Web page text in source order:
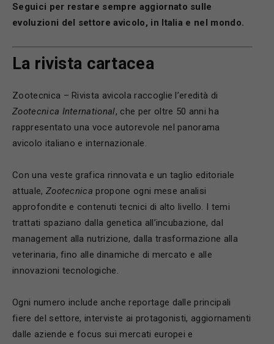
Seguici per restare sempre aggiornato sulle
evoluzioni del settore avicolo, in Italia e nel mondo.
La rivista cartacea
Zootecnica – Rivista avicola raccoglie l’eredità di
Zootecnica International, che per oltre 50 anni ha
rappresentato una voce autorevole nel panorama
avicolo italiano e internazionale.
Con una veste grafica rinnovata e un taglio editoriale
attuale, Zootecnica propone ogni mese analisi
approfondite e contenuti tecnici di alto livello. I temi
trattati spaziano dalla genetica all’incubazione, dal
management alla nutrizione, dalla trasformazione alla
veterinaria, fino alle dinamiche di mercato e alle
innovazioni tecnologiche.
Ogni numero include anche reportage dalle principali
fiere del settore, interviste ai protagonisti, aggiornamenti
dalle aziende e focus sui mercati europei e